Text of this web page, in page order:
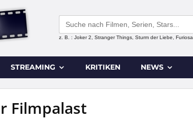
Search
for:
z. B. : Joker 2, Stranger Things, Sturm der Liebe, Furiosa
STREAMING KRITIKEN NEWS
Filmpalast